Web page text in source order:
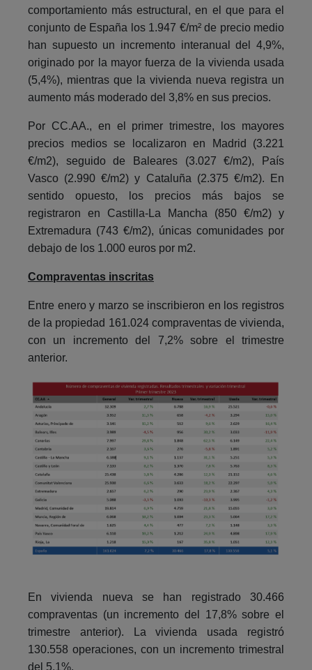
comportamiento más estructural, en el que para el
conjunto de España los 1.947 €/m² de precio medio
han supuesto un incremento interanual del 4,9%,
originado por la mayor fuerza de la vivienda usada
(5,4%), mientras que la vivienda nueva registra un
aumento más moderado del 3,8% en sus precios.
Por CC.AA., en el primer trimestre, los mayores
precios medios se localizaron en Madrid (3.221
€/m2), seguido de Baleares (3.027 €/m2), País
Vasco (2.990 €/m2) y Cataluña (2.375 €/m2). En
sentido opuesto, los precios más bajos se
registraron en Castilla-La Mancha (850 €/m2) y
Extremadura (743 €/m2), únicas comunidades por
debajo de los 1.000 euros por m2.
Compraventas inscritas
Entre enero y marzo se inscribieron en los registros
de la propiedad 161.024 compraventas de vivienda,
con un incremento del 7,2% sobre el trimestre
anterior.
En vivienda nueva se han registrado 30.466
compraventas (un incremento del 17,8% sobre el
trimestre anterior). La vivienda usada registró
130.558 operaciones, con un incremento trimestral
del 5,1%.